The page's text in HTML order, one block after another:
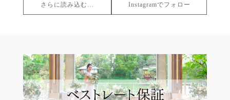
さらに読み込む… Instagramでフォロー